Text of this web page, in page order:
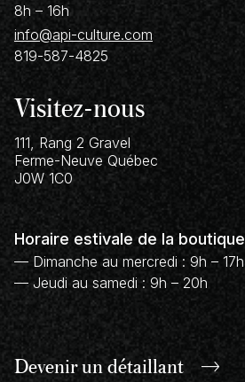
8h – 16h
info@api-culture.com
819-587-4825
Visitez-nous
111, Rang 2 Gravel
Ferme-Neuve Québec
J0W 1C0
Horaire estivale de la boutique
— Dimanche au mercredi : 9h – 17h
— Jeudi au samedi : 9h – 20h
Devenir undétaillant